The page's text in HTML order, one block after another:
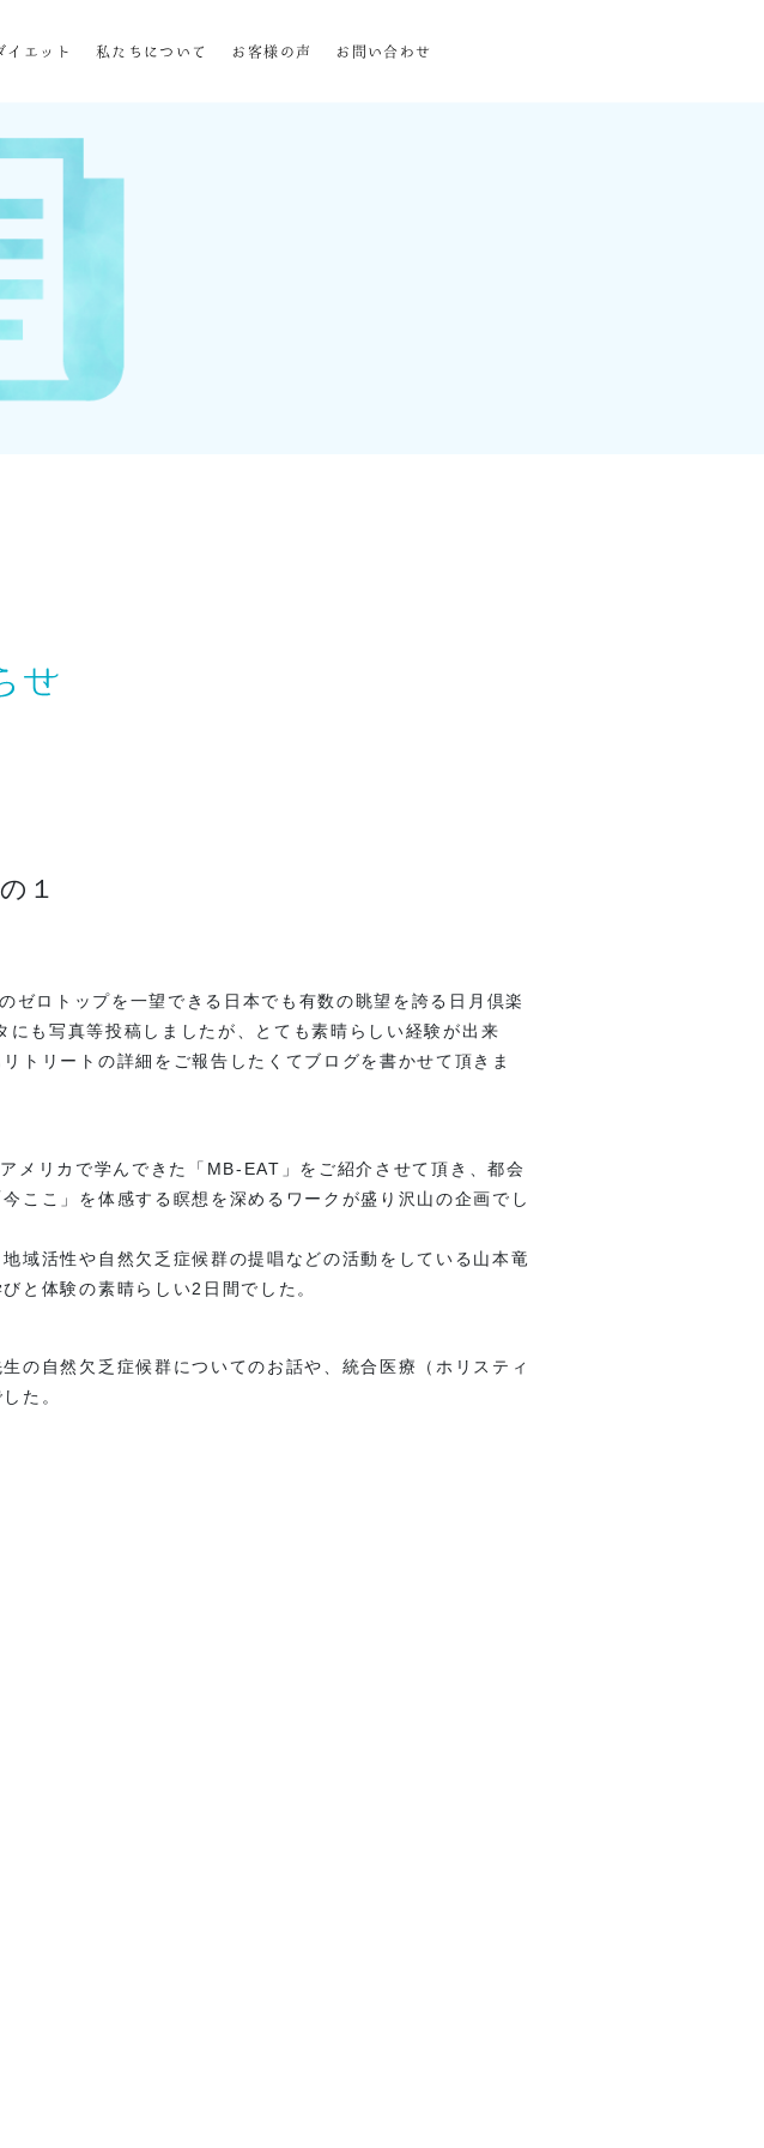
イエット 私たちについて お客様の声 お問い合わせ
コーチ
ス
フコーチ
ら
１
ロトップを一望できる日本でも有数の眺望を誇る日月倶楽
も写真等投稿しましたが、とても素晴らしい経験が出来
トリートの詳細をご報告したくてブログを書かせて頂きま
メリカで学んできた「MB-EAT」をご紹介させて頂き、都会
ここ」を体感する瞑想を深めるワークが盛り沢山の企画でし
域活性や自然欠乏症候群の提唱などの活動をしている山本竜
と体験の素晴らしい2日間でした。
の自然欠乏症候群についてのお話や、統合医療（ホリスティ
た。